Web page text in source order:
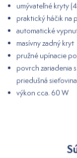
umývateľné kryty
praktický háčik na
automatické
masívny zadný kryt
pružné upínacie
povrch zariadenia
priedušná sieťovina
výkon cca. 60 W